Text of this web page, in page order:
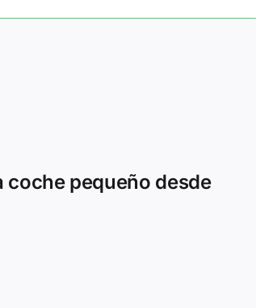
coche pequeño desde